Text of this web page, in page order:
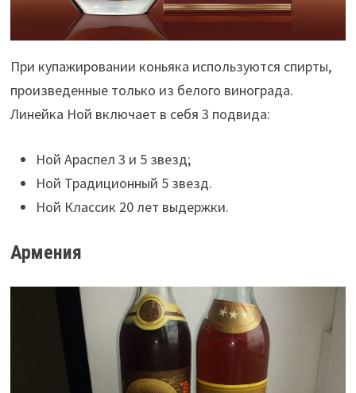
При купажировании коньяка используются спирты,
произведенные только из белого винограда.
Линейка Ной включает в себя 3 подвида:
Ной Араспел 3 и 5 звезд;
Ной Традиционный 5 звезд.
Ной Классик 20 лет выдержки.
Армения